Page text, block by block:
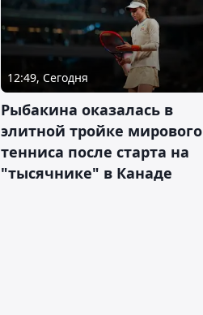
12:49, Сегодня
Рыбакина оказалась в
элитной тройке мирового
тенниса после старта на
"тысячнике" в Канаде